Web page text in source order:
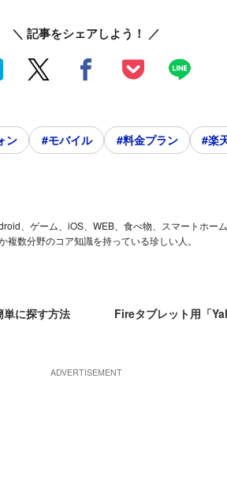
＼ 記事をシェアしよう！ ／
ン #モバイル #料金プラン #楽
、ゲーム、iOS、WEB、食べ物、スマートホー
数分野のコア知識を持っている珍しい人。
単に探す方法
Fireタブレット用「